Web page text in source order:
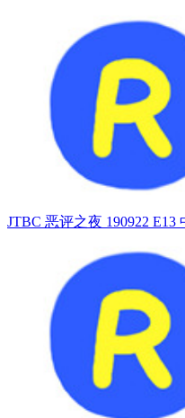
JTBC 恶评之夜 190922 E13